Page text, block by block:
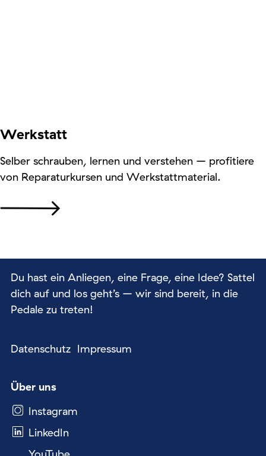
Werkstatt
Selber schrauben, lernen und verstehen – profitiere
von Reparaturkursen und Werkstattmaterial.
Du hast ein Anliegen, eine Frage, eine Idee? Sattel
dich auf und los geht’s – wir sind bereit, in die
Pedale zu treten!
Datenschutz Impressum
Über uns
Instagram
LinkedIn